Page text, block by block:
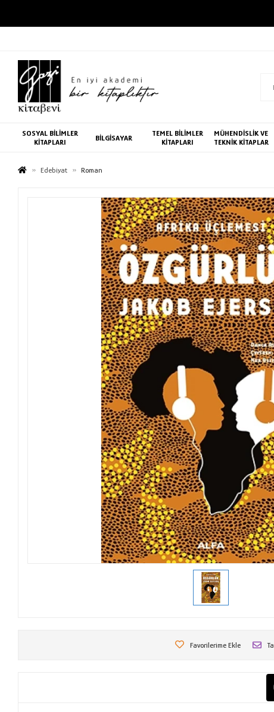
SOSYAL BİLİMLER
KİTAPLARI
BİLGİSAYAR
TEMEL BİLİMLER
KİTAPLARI
MÜHENDİSLİK VE
TEKNİK KİTAPLAR
Edebiyat Roman
Favorilerime Ekle